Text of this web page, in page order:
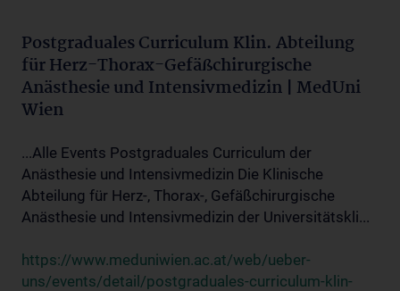
Postgraduales Curriculum Klin. Abteilung
für Herz-Thorax-Gefäßchirurgische
Anästhesie und Intensivmedizin | MedUni
Wien
...Alle Events Postgraduales Curriculum der
Anästhesie und Intensivmedizin Die Klinische
Abteilung für Herz-, Thorax-, Gefäßchirurgische
Anästhesie und Intensivmedizin der Universitätskli...
https://www.meduniwien.ac.at/web/ueber-
uns/events/detail/postgraduales-curriculum-klin-